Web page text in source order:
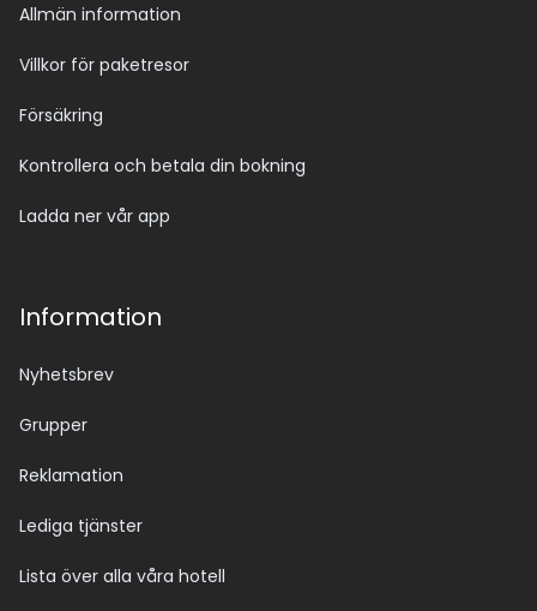
Allmän information
Villkor för paketresor
Försäkring
Kontrollera och betala din bokning
Ladda ner vår app
Information
Nyhetsbrev
Grupper
Reklamation
Lediga tjänster
Lista över alla våra hotell